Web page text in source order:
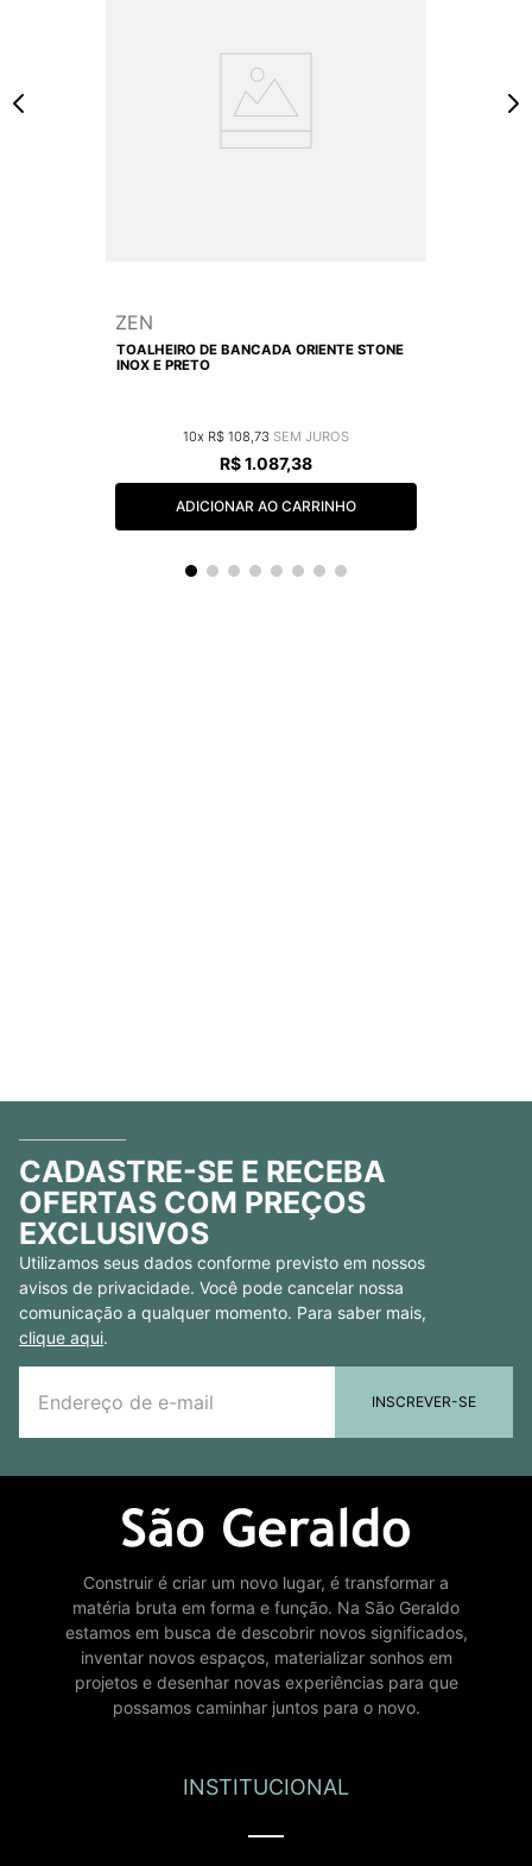
ZEN
TOALHEIRO DE BANCADA ORIENTE STONE
INOX E PRETO
10 R$ 108,73
R$1.087,38
ADICIONAR AO CARRINHO
CADASTRE-SE E RECEBA
OFERTAS COM PREÇOS
EXCLUSIVOS
Utilizamos seus dados conforme previsto em nossos
avisos de privacidade. Você pode cancelar nossa
comunicação a qualquer momento. Para saber mais,
clique aqui.
INSCREVER-SE
Construir é criar um novo lugar, é transformar a
matéria bruta em forma e função. Na São Geraldo
estamos em busca de descobrir novos significados,
inventar novos espaços, materializar sonhos em
projetos e desenhar novas experiências para que
possamos caminhar juntos para o novo.
INSTITUCIONAL